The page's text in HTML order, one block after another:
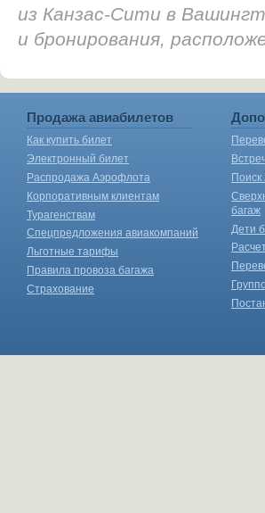
из Канзас-Сити в
и бронирования,
Продажа авиабилетов
Как купить билет
Электронный билет
Распродажа Аэрофлота
Корпоративным клиентам
Турагенствам
Спецпредложения авиакомпаний
Льготные тарифы
Правила провоза багажа
Страхование
Поиск
багаж
Дети